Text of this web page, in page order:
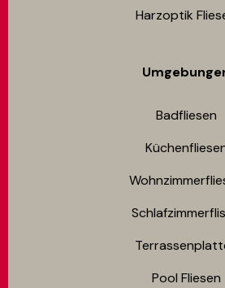
Harzoptik
Badfliesen
Pool Fliesen